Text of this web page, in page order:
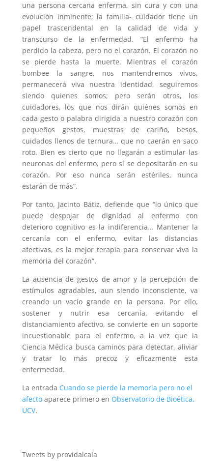
una persona cercana enferma, sin cura y con una
evolución inminente; la familia- cuidador tiene un
papel trascendental en la calidad de vida y
transcurso de la enfermedad. “El enfermo ha
perdido la cabeza, pero no el corazón. El corazón no
se pierde hasta la muerte. Mientras el corazón
bombee la sangre, nos mantendremos vivos,
permanecerá viva nuestra identidad, seguiremos
siendo quienes somos; pero serán otros, los
cuidadores, los que nos dirán quiénes somos en
cada gesto o palabra dirigida a nuestro corazón con
pequeños gestos, muestras de cariño, besos,
cuidados llenos de ternura… que no caerán en saco
roto. Bien es cierto que no llegarán a estimular las
neuronas del enfermo, pero sí se depositarán en su
corazón. Por eso nunca serán estériles, nunca
estarán de más”.
Por tanto, Jacinto Bátiz, defiende que “lo único que
puede despojar de dignidad al enfermo con
deterioro cognitivo es la indiferencia… Mantener la
cercanía con el enfermo, evitar las distancias
afectivas, es la mejor terapia para conservar viva la
memoria del corazón”.
La ausencia de gestos de amor y la percepción de
estímulos agradables, aun siendo inconsciente, va
creando un vacío grande en la persona. Por ello,
sostener y nutrir esa cercanía, evitando el
distanciamiento afectivo, se convierte en un soporte
incuestionable para el enfermo, a la vez que la
Ciencia Médica busca caminos para detectar, aliviar
y tratar lo más precoz y eficazmente esta
enfermedad.
La entrada Cuando se pierde la memoria pero no el
afectoaparece primero en Observatorio de Bioética,
UCV.
Tweets by providalcala